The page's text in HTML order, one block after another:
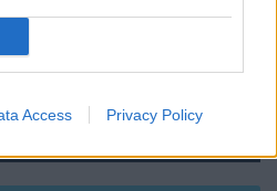
Access Privacy Policy
színű iPhone 18 Pro Max!
számára: a One UI 9 lehet az